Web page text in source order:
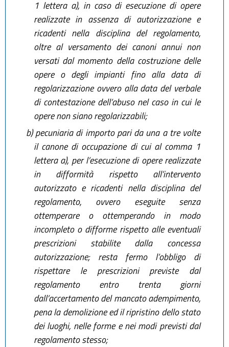
1 lettera a), in caso di esecuzione di opere
realizzate in assenza di autorizzazione e
ricadenti nella disciplina del regolamento,
oltre al versamento dei canoni annui non
versati dal momento della costruzione delle
opere o degli impianti fino alla data di
regolarizzazione ovvero alla data del verbale
di contestazione dell’abuso nel caso in cui le
opere non siano regolarizzabili;
b)pecuniaria di importo pari da una a tre volte
il canone di occupazione di cui al comma 1
lettera a), per l’esecuzione di opere realizzate
in difformità rispetto all’intervento
autorizzato e ricadenti nella disciplina del
regolamento, ovvero eseguite senza
ottemperare o ottemperando in modo
incompleto o difforme rispetto alle eventuali
prescrizioni stabilite dalla concessa
autorizzazione; resta fermo l’obbligo di
rispettare le prescrizioni previste dal
regolamento entro trenta giorni
dall’accertamento del mancato adempimento,
pena la demolizione ed il ripristino dello stato
dei luoghi, nelle forme e nei modi previsti dal
regolamento stesso;